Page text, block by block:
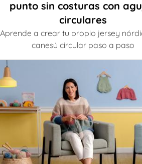
punto sin costuras con
circulares
Aprende a crear tu propio jersey
canesú circular paso a paso